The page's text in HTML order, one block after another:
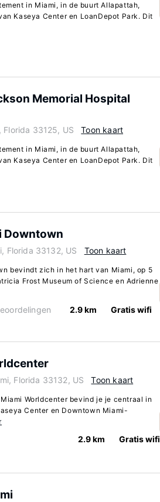
in Miami, in de buurt Allapattah,
Kaseya Center en LoanDepot Park. Dit
Memorial Hospital
Florida 33125, US Toon kaart
in Miami, in de buurt Allapattah,
Kaseya Center en LoanDepot Park. Dit
Downtown
Florida 33132, US Toon kaart
bevindt zich in het hart van Miami, op 5
Frost Museum of Science en Adrienne
2.9 km Gratis wifi
Florida 33132, US Toon kaart
Worldcenter bevind je je centraal in
Center en Downtown Miami-
2.9 km Gratis wifi